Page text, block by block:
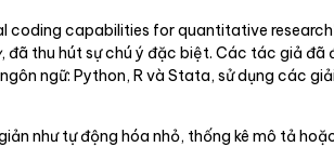
coding capabilities for quantitative
, đã thu hút sự chú ý đặc biệt. Các tác giả
ngữ: Python, R và Stata, sử dụng các
như tự động hóa nhỏ, thống kê mô tả